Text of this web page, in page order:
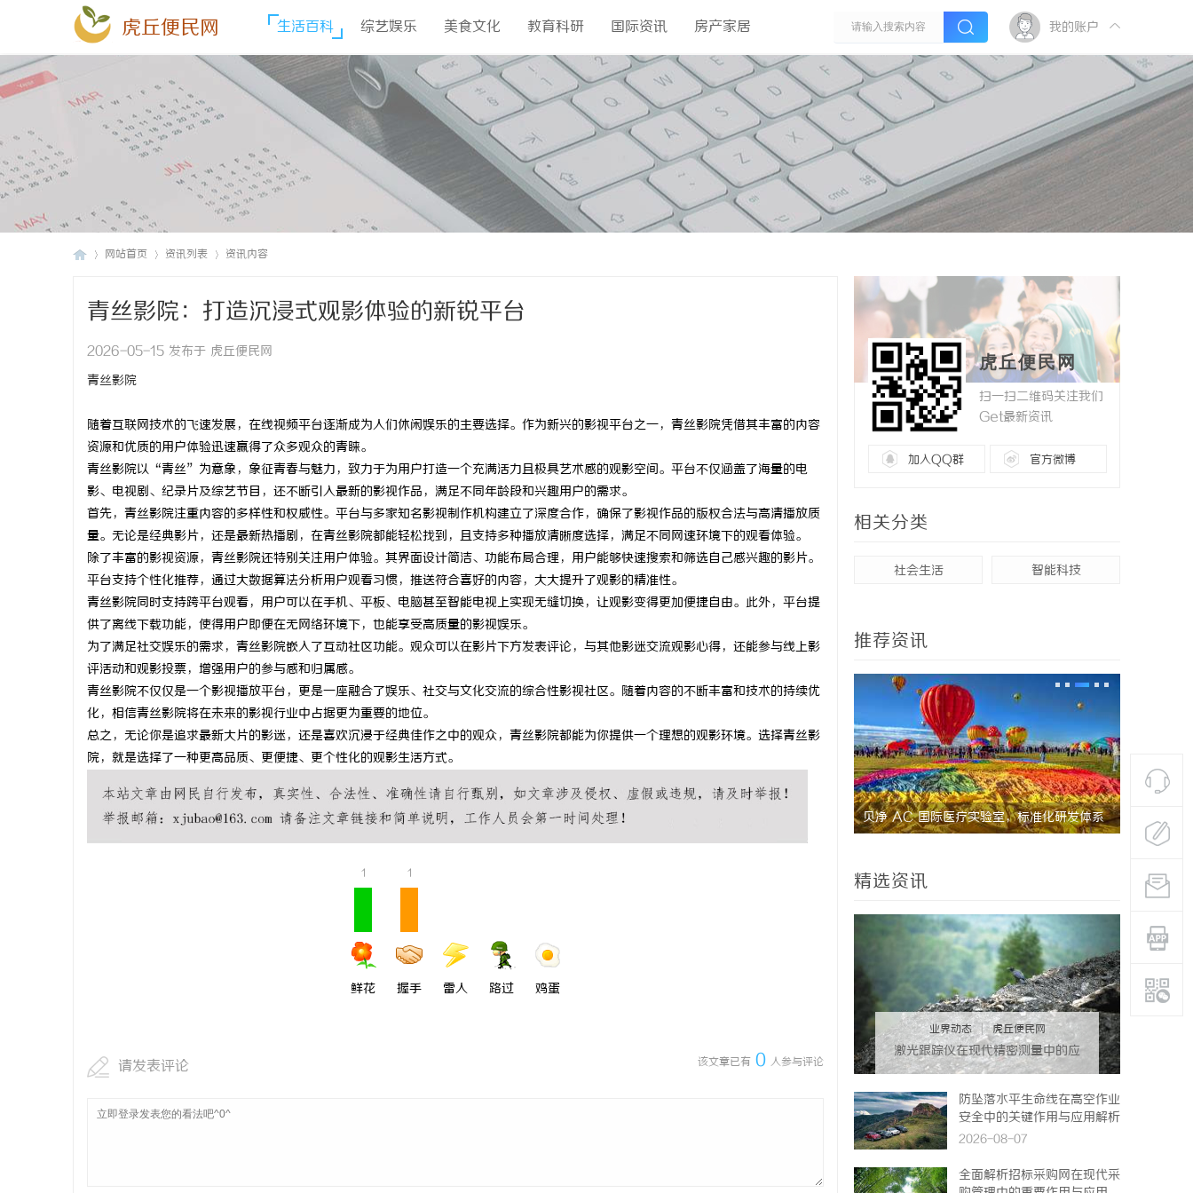
虎丘便民网 生活百科 综艺娱乐 美食文化 教育科研 国际资讯 房产家居 我的账户
网站首页 资讯列表 资讯内容
青丝影院：打造沉浸式观影体验的新锐平台
2026-05-15 发布于 虎丘便民网
青丝影院
随着互联网技术的飞速发展，在线视频平台逐渐成为人们休闲娱乐的主要选择。作为新兴的影视平台之一，青丝影院凭借其丰富的内容
资源和优质的用户体验迅速赢得了众多观众的青睐。
青丝影院以“青丝”为意象，象征青春与魅力，致力于为用户打造一个充满活力且极具艺术感的观影空间。平台不仅涵盖了海量的电
影、电视剧、纪录片及综艺节目，还不断引入最新的影视作品，满足不同年龄段和兴趣用户的需求。
首先，青丝影院注重内容的多样性和权威性。平台与多家知名影视制作机构建立了深度合作，确保了影视作品的版权合法与高清播放质
量。无论是经典影片，还是最新热播剧，在青丝影院都能轻松找到，且支持多种播放清晰度选择，满足不同网速环境下的观看体验。
除了丰富的影视资源，青丝影院还特别关注用户体验。其界面设计简洁、功能布局合理，用户能够快速搜索和筛选自己感兴趣的影片。
平台支持个性化推荐，通过大数据算法分析用户观看习惯，推送符合喜好的内容，大大提升了观影的精准性。
青丝影院同时支持跨平台观看，用户可以在手机、平板、电脑甚至智能电视上实现无缝切换，让观影变得更加便捷自由。此外，平台提
供了离线下载功能，使得用户即便在无网络环境下，也能享受高质量的影视娱乐。
为了满足社交娱乐的需求，青丝影院嵌入了互动社区功能。观众可以在影片下方发表评论，与其他影迷交流观影心得，还能参与线上影
评活动和观影投票，增强用户的参与感和归属感。
青丝影院不仅仅是一个影视播放平台，更是一座融合了娱乐、社交与文化交流的综合性影视社区。随着内容的不断丰富和技术的持续优
化，相信青丝影院将在未来的影视行业中占据更为重要的地位。
总之，无论你是追求最新大片的影迷，还是喜欢沉浸于经典佳作之中的观众，青丝影院都能为你提供一个理想的观影环境。选择青丝影
院，就是选择了一种更高品质、更便捷、更个性化的观影生活方式。
1
鲜花
1
握手 雷人 路过 鸡蛋
该文章已有 0 人参与评论
请发表评论
虎丘便民网
扫一扫二维码关注我们
Get最新资讯
加入QQ群 官方微博
相关分类
社会生活 智能科技
推荐资讯
550FC45耐磨改性颗粒：提升耐磨性能 高精度激光切割机：新时代工业制造的革命者 贝净 AC 国际医疗实验室，标准化研发体系 武汉配眼
精选资讯
业界动态 | 虎丘便民网
激光跟踪仪在现代精密测量中的应
用与发展趋势
防坠落水平生命线在高空作业
安全中的关键作用与应用解析
2026-08-07
全面解析招标采购网在现代采